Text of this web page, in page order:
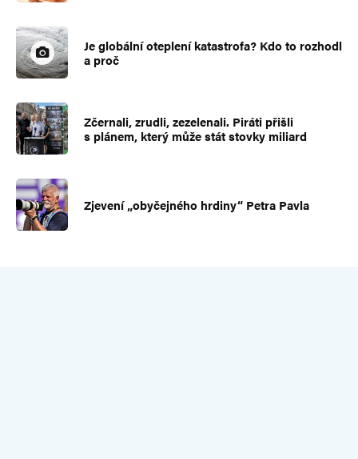
Je globální oteplení katastrofa? Kdo to rozhodl
a proč
Zčernali, zrudli, zezelenali. Piráti přišli
s plánem, který může stát stovky miliard
Zjevení „obyčejného hrdiny“ Petra Pavla